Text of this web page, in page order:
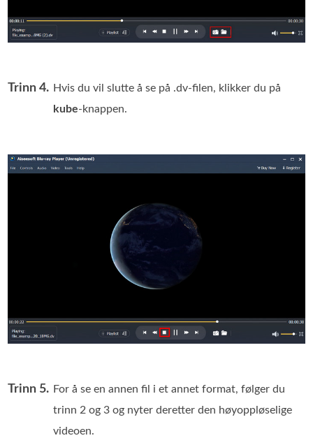
Trinn 4. Hvis du vil slutte å se på .dv-filen, klikker du på
kube-knappen.
Trinn 5. For å se en annen fil i et annet format, følger du
trinn 2 og 3 og nyter deretter den høyoppløselige
videoen.